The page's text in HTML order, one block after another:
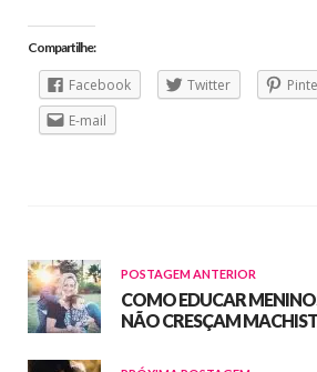
Compartilhe:
Facebook Twitter
E-mail
POSTAGEM ANTERIOR
COMO EDUCAR
NÃO CRESÇAM